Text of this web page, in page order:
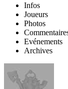
Infos
Joueurs
Photos
Evénements
Archives